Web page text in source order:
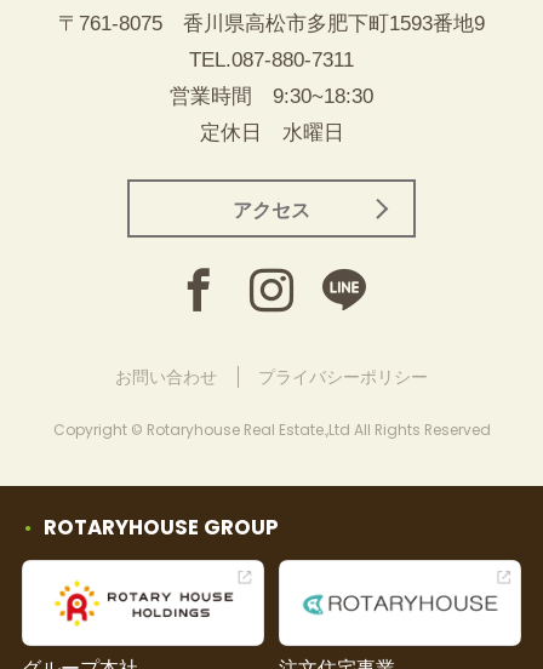
〒761-8075 香川県高松市多肥下町1593番地9
TEL.087-880-7311
営業時間 9:30~18:30
定休日 水曜日
アクセス
お問い合わせ プライバシーポリシー
Copyright © Rotaryhouse Real Estate.,Ltd All Rights Reserved
ROTARYHOUSE GROUP